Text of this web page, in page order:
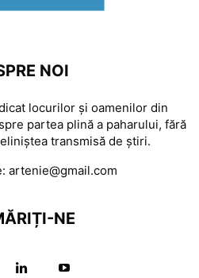
NOI
locurilor și oamenilor din
partea plină a paharului, fără
transmisă de știri.
artenie@gmail.com
NE